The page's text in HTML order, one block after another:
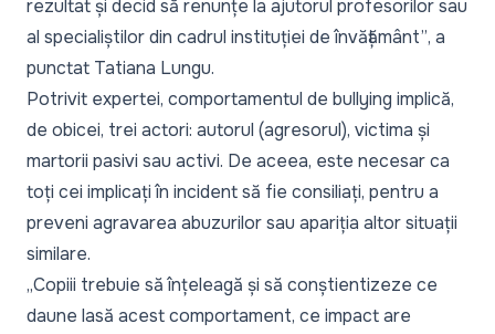
rezultat și decid să renunțe la ajutorul profesorilor sau
al specialiștilor din cadrul instituției de învățământ”, a
punctat Tatiana Lungu.
Potrivit expertei, comportamentul de bullying implică,
de obicei, trei actori: autorul (agresorul), victima și
martorii pasivi sau activi. De aceea, este necesar ca
toți cei implicați în incident să fie consiliați, pentru a
preveni agravarea abuzurilor sau apariția altor situații
similare.
„Copiii trebuie să înțeleagă și să conștientizeze ce
daune lasă acest comportament, ce impact are